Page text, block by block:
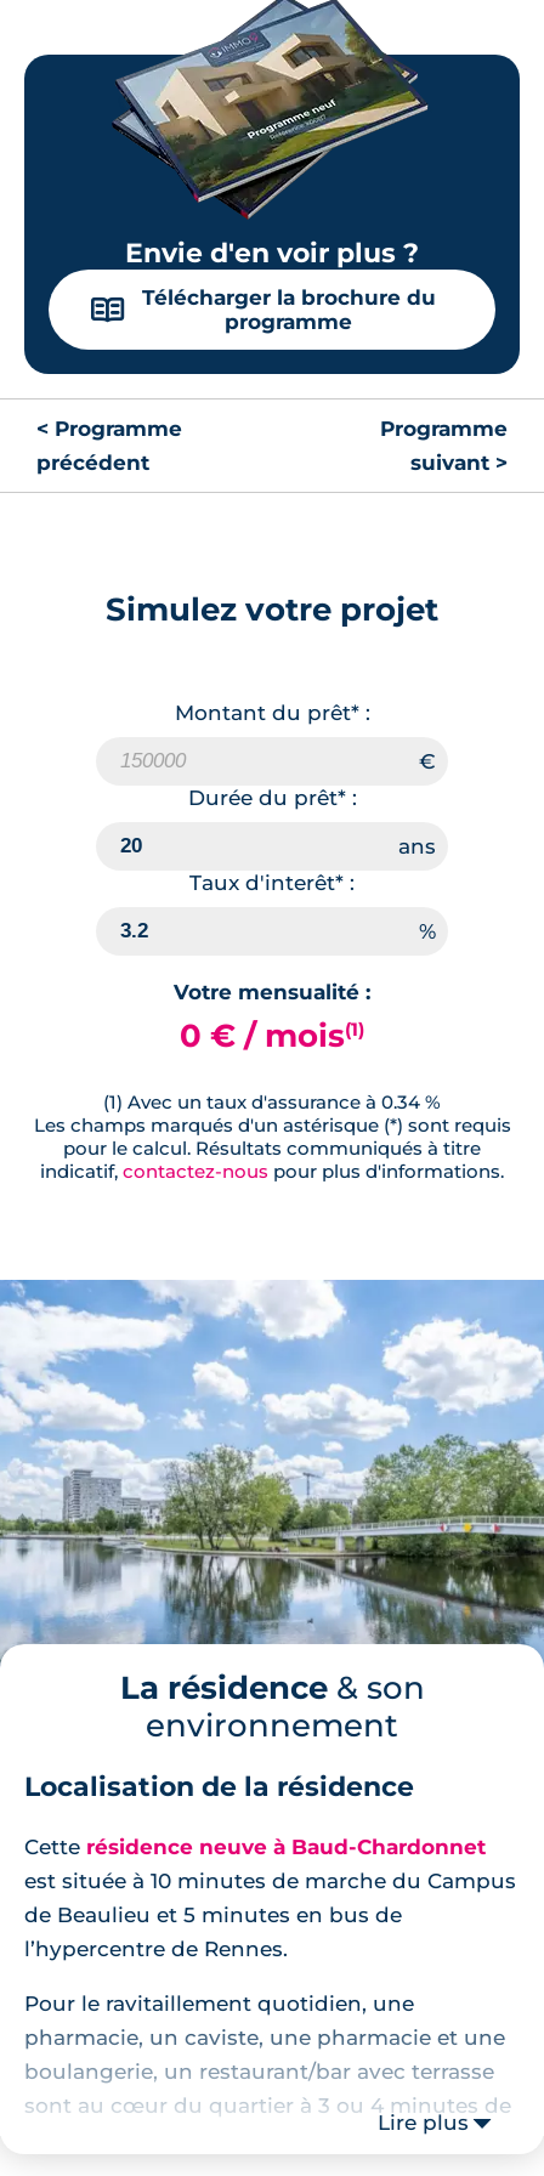
Envie d'en voir plus ?
📖
Télécharger la brochure du
programme
< Programme
précédent
Programme
suivant >
Simulez votre projet
Montant du prêt* :
Durée du prêt* :
Taux d'interêt* :
Votre mensualité :
0 € / mois(1)
(1) Avec un taux d'assurance à 0.34 %
Les champs marqués d'un astérisque (*) sont requis
pour le calcul. Résultats communiqués à titre
indicatif, contactez-nous pour plus d'informations.
La résidence& son
environnement
Localisation de la résidence
Cette résidence neuve à Baud-Chardonnet
est située à 10 minutes de marche du Campus
de Beaulieu et 5 minutes en bus de
l’hypercentre de Rennes.
Pour le ravitaillement quotidien, une
pharmacie, un caviste, une pharmacie et une
boulangerie, un restaurant/bar avec terrasse
sont au cœur du quartier à 3 ou 4 minutes de
Lire plus